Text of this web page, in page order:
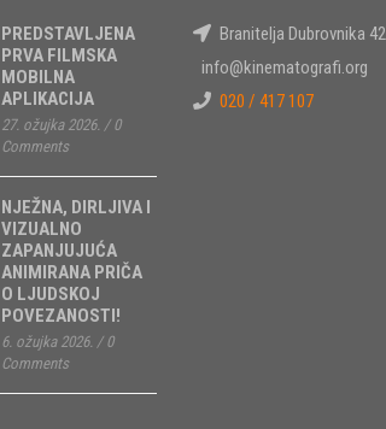
PREDSTAVLJENA
PRVA FILMSKA
MOBILNA
APLIKACIJA
27. ožujka 2026. / 0
Comments
NJEŽNA, DIRLJIVA I
VIZUALNO
ZAPANJUJUĆA
ANIMIRANA PRIČA
O LJUDSKOJ
POVEZANOSTI!
6. ožujka 2026. / 0
Comments
Branitelja Dubrovnika 42
info@kinematografi.org
020 / 417 107